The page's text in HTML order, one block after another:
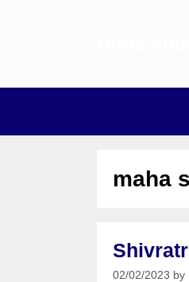
maha
Shivratri
02/02/2023 by